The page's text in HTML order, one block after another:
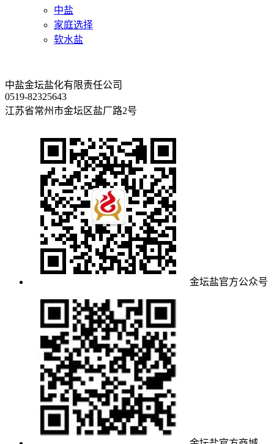
中盐
家庭选择
软水盐
中盐金坛盐化有限责任公司
0519-82325643
江苏省常州市金坛区盐厂路2号
金坛盐官方公众号